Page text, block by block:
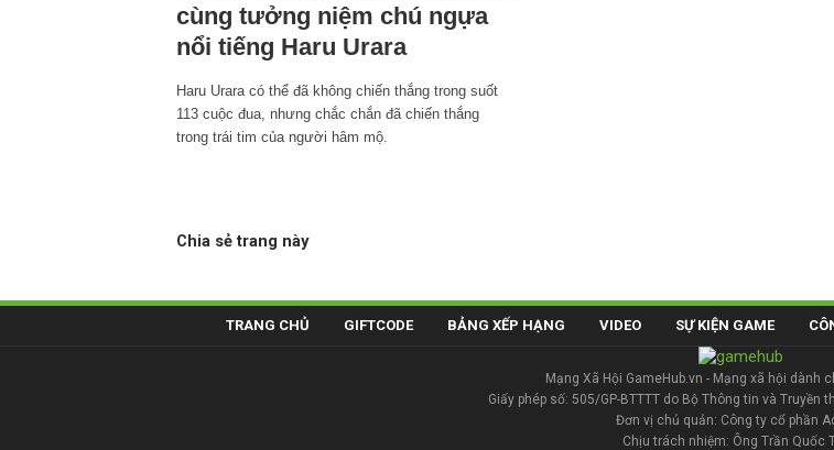
cùng tưởng niệm chú ngựa
nổi tiếng Haru Urara
Haru Urara có thể đã không chiến thắng trong suốt
113 cuộc đua, nhưng chắc chắn đã chiến thắng
trong trái tim của người hâm mộ.
Chia sẻ trang này
TRANG CHỦ GIFTCODE BẢNG XẾP HẠNG VIDEO SỰ KIỆN GAME
Mạng Xã Hội GameHub.vn - Mạng xã hội dành
Giấy phép số: 505/GP-BTTTT do Bộ Thông tin và Truyền
Đơn vị chủ quản: Công ty cổ phần
Chịu trách nhiệm: Ông Trần Quốc